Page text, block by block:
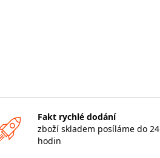
Fakt rychlé dodání
zboží skladem posíláme do 24
hodin